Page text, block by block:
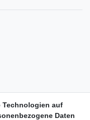
Technologien auf
Daten